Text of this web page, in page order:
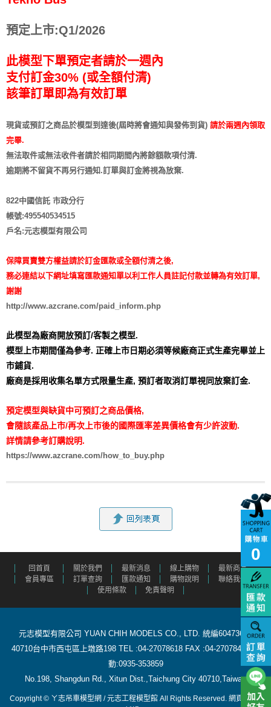
預定上市:Q1/2026
此模型下單預定者請於一週內
支付訂金30% (或全額付清)
該筆訂單即為有效訂單
現貨或預訂之商品於模型到達後(屆時將會通知與發佈到貨) 請於兩週內領取
完畢.
無法取件或無法收件者請於相同期間內將餘額款項付清.
逾期將不留貨不再另行通知.訂單與訂金將視為放棄.
822中國信託 市政分行
帳號:495540534515
戶名:元志模型有限公司
保障買賣雙方權益請於訂金匯款或全額付清之後,
務必連結以下網址填寫匯款通知單以利工作人員註記付款並轉為有效訂單,
謝謝
http://www.azcrane.com/paid_inform.php
此模型為廠商開放預訂/客製之模型.
模型上市期間僅為參考. 正確上市日期必須等候廠商正式生產完畢並上
市鋪貨.
廠商是採用收集名單方式限量生產, 預訂者取消訂單視同放棄訂金.
預定模型與缺貨中可預訂之商品價格,
會隨該產品上市/再次上市後的國際匯率差異價格會有少許波動.
詳情請參考訂購說明.
https://www.azcrane.com/how_to_buy.php
回首頁 關於我們 最新消息 線上購物
最新商品
會員專區
訂單查詢 匯款通知 購物說明
聯絡我們
使用條款
免責聲明
元志模型有限公司 YUAN CHIH MODELS CO., LTD. 統編60473615
40710台中市西屯區上墩路198 TEL :04-27078618 FAX :04-27078488 行
動:0935-353859
​ No.198, Shangdun Rd., Xitun Dist.,Taichung City 40710,Taiwan
Copyright © ㄚ志吊車模型網 / 元志工程模型館 All Rights Reserved. 網頁設計:
0